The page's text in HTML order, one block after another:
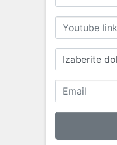
Izaberite